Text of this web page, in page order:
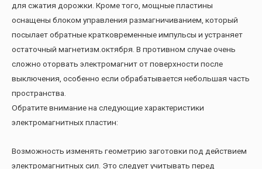
для сжатия дорожки. Кроме того, мощные пластины
оснащены блоком управления размагничиванием, который
посылает обратные кратковременные импульсы и устраняет
остаточный магнетизм.октября. В противном случае очень
сложно оторвать электромагнит от поверхности после
выключения, особенно если обрабатывается небольшая часть
пространства.
Обратите внимание на следующие характеристики
электромагнитных пластин:
Возможность изменять геометрию заготовки под действием
электромагнитных сил. Это следует учитывать перед